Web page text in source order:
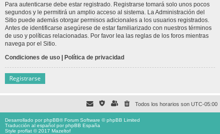
Para autenticarse debe estar registrado. Registrarse tomará solo unos pocos
segundos y le permitirá un amplio acceso al sistema. La Administración del
Sitio puede además otorgar permisos adicionales a los usuarios registrados.
Antes de identificarse asegúrese de estar familiarizado con nuestros términos
de uso y políticas relacionadas. Por favor lea las reglas de los foros mientras
navega por el Sitio.
Condiciones de uso | Política de privacidad
Registrarse
Todos los horarios son UTC-05:00
Desarrollado porphpBB® Forum Software © phpBB Limited
Traducción al español porphpBB España
Style proflat © 2017 Mazeltof